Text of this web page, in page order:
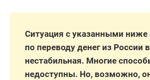
Ситуация с указанными ниже
по переводу денег из России
нестабильная. Многие
недоступны. Но, возможно,